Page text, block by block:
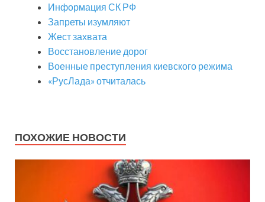
Информация СК РФ
Запреты изумляют
Жест захвата
Восстановление дорог
Военные преступления киевского режима
«РусЛада» отчиталась
ПОХОЖИЕ НОВОСТИ